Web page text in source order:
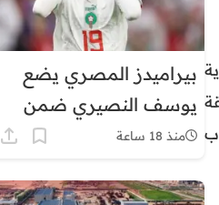
بيراميدز المصري يضع
يوسف النصيري ضمن
أولوياته الهجومية
منذ 18 ساعة